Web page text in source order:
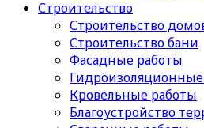
Строительство
Строительство
Строительство бани
Фасадные работы
Кровельные работы
Благоустройство